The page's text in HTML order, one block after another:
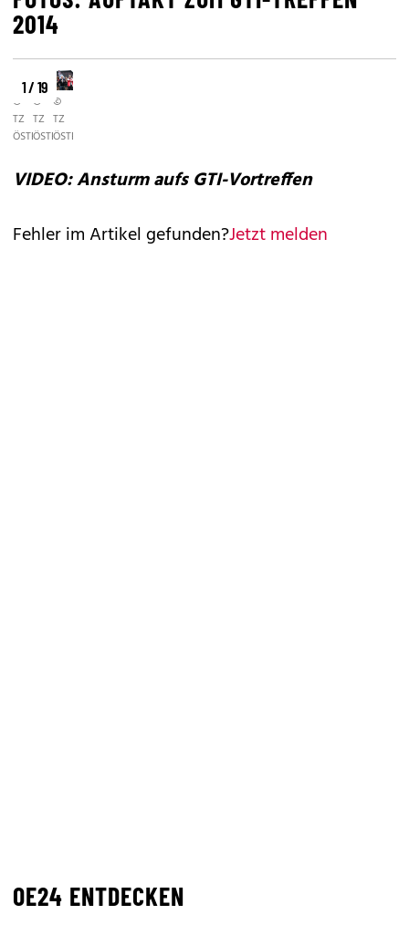
2014
1 / 19
©
TZ
ÖSTERREICH/RAUNIG
©
TZ
ÖSTERREICH/RAUNIG
©
TZ
ÖSTERREICH/RAUNIG
VIDEO: Ansturm aufs GTI-Vortreffen
Fehler im Artikel gefunden?Jetzt melden
OE24 ENTDECKEN